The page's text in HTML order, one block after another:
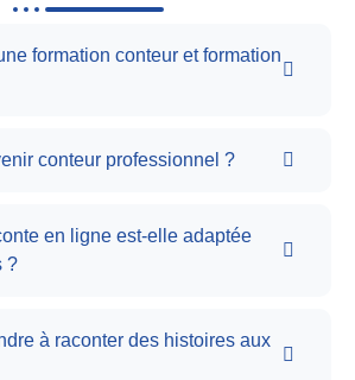
formation conteur et formation
conteur professionnel ?
en ligne est-elle adaptée
?
à raconter des histoires aux